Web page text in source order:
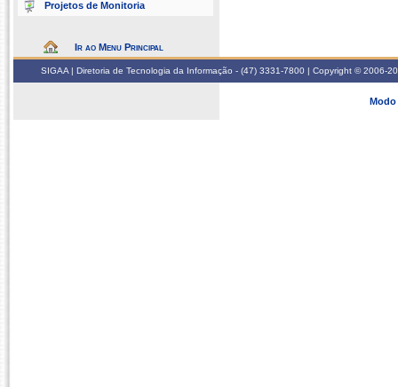
Projetos de Monitoria
Ir ao Menu Principal
SIGAA | Diretoria de Tecnologia da Informação - (47) 3331-7800 | Copyright © 2006-
Modo